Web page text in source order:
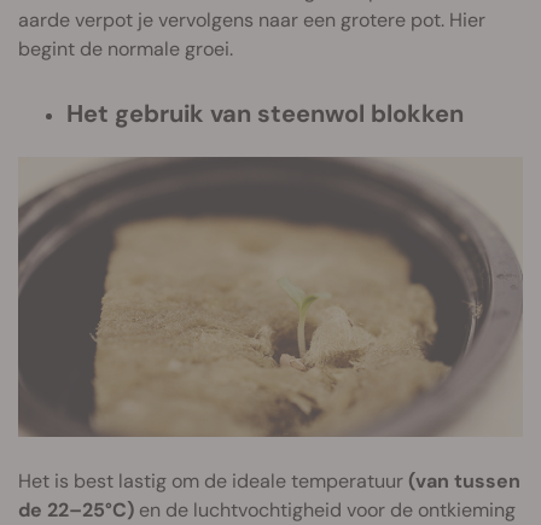
aarde verpot je vervolgens naar een grotere pot. Hier
begint de normale groei.
Het gebruik van steenwol blokken
Het is best lastig om de ideale temperatuur (van tussen
de 22–25°C) en de luchtvochtigheid voor de ontkieming